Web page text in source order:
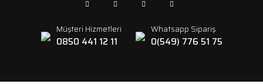
Müşteri Hizmetleri
0850 441 12 11
Whatsapp Sipariş
0(549) 776 51 75